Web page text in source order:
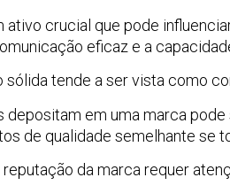
ativo crucial que pode
eficaz e a
tende a ser vista como
depositam em uma marca
de qualidade semelhante se
da marca requer